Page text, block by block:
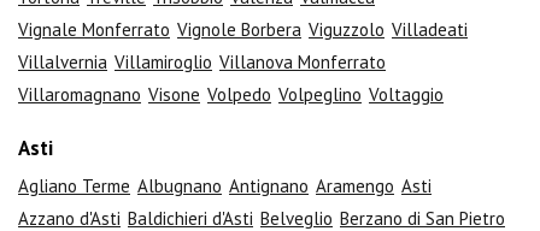
Vignale Monferrato Vignole Borbera Viguzzolo Villadeati
Villalvernia Villamiroglio Villanova Monferrato
Villaromagnano Visone Volpedo Volpeglino Voltaggio
Asti
Agliano Terme Albugnano Antignano Aramengo Asti
Azzano d'Asti Baldichieri d'Asti Belveglio Berzano di San Pietro